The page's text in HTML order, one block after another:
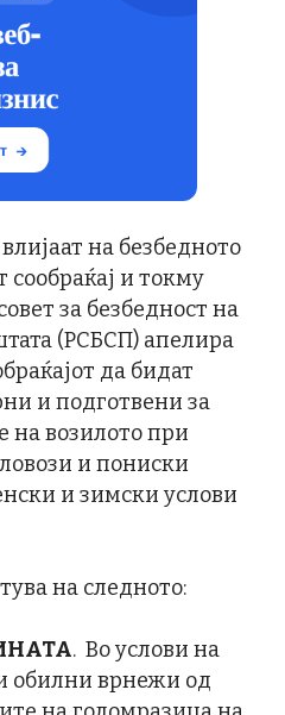
на безбедното
и токму
за безбедност на
(РСБСП) апелира
да бидат
и подготвени за
на возилото при
и пониски
и зимски услови
на следното:
. Во услови на
обилни врнежи од